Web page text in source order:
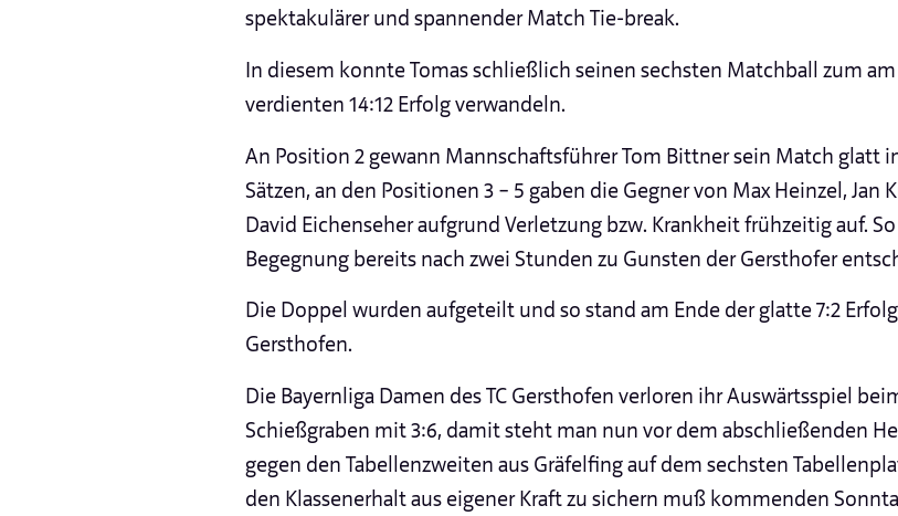
spektakulärer und spannender Match Tie-break.
In diesem konnte Tomas schließlich seinen sechsten Matchball zum
verdienten 14:12 Erfolg verwandeln.
An Position 2 gewann Mannschaftsführer Tom Bittner sein Match glatt
Sätzen, an den Positionen 3 – 5 gaben die Gegner von Max Heinzel, Jan
David Eichenseher aufgrund Verletzung bzw. Krankheit frühzeitig auf.
Begegnung bereits nach zwei Stunden zu Gunsten der Gersthofer
Die Doppel wurden aufgeteilt und so stand am Ende der glatte 7:2
Gersthofen.
Die Bayernliga Damen des TC Gersthofen verloren ihr Auswärtsspiel
Schießgraben mit 3:6, damit steht man nun vor dem abschließenden
gegen den Tabellenzweiten aus Gräfelfing auf dem sechsten
den Klassenerhalt aus eigener Kraft zu sichern muß kommenden